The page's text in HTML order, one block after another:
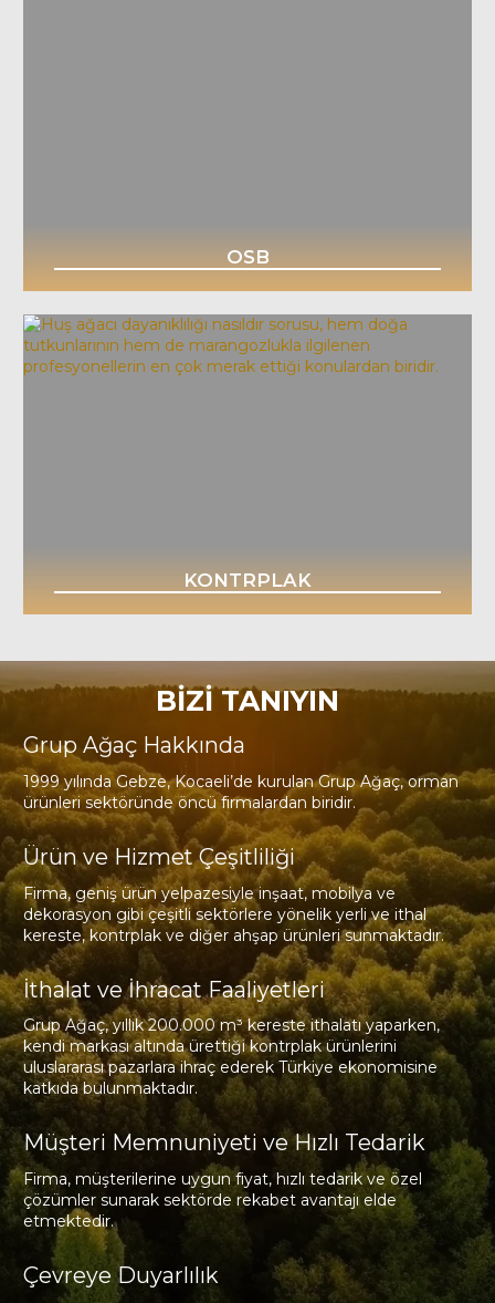
OSB
KONTRPLAK
BİZİ TANIYIN
Grup Ağaç Hakkında
1999 yılında Gebze, Kocaeli’de kurulan Grup Ağaç, orman
ürünleri sektöründe öncü firmalardan biridir.
Ürün ve Hizmet Çeşitliliği
Firma, geniş ürün yelpazesiyle inşaat, mobilya ve
dekorasyon gibi çeşitli sektörlere yönelik yerli ve ithal
kereste, kontrplak ve diğer ahşap ürünleri sunmaktadır.
İthalat ve İhracat Faaliyetleri
Grup Ağaç, yıllık 200.000 m³ kereste ithalatı yaparken,
kendi markası altında ürettiği kontrplak ürünlerini
uluslararası pazarlara ihraç ederek Türkiye ekonomisine
katkıda bulunmaktadır.
Müşteri Memnuniyeti ve Hızlı Tedarik
Firma, müşterilerine uygun fiyat, hızlı tedarik ve özel
çözümler sunarak sektörde rekabet avantajı elde
etmektedir.
Çevreye Duyarlılık